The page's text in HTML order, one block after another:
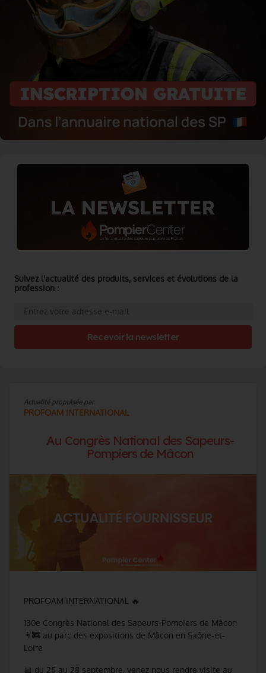
Actualité propulsée par
PROFOAM INTERNATIONAL
Au Congrès National des Sapeurs-
Pompiers de Mâcon
PROFOAM INTERNATIONAL 🔥
130e Congrès National des Sapeurs-Pompiers de Mâcon
👨‍🚒 au parc des expositions de Mâcon en Saône-et-
Loire
📅 du 25 au 28 septembre, venez nous rendre visite au
Suivez l'actualité des produits, services et évolutions de la
profession :
Recevoir la newsletter